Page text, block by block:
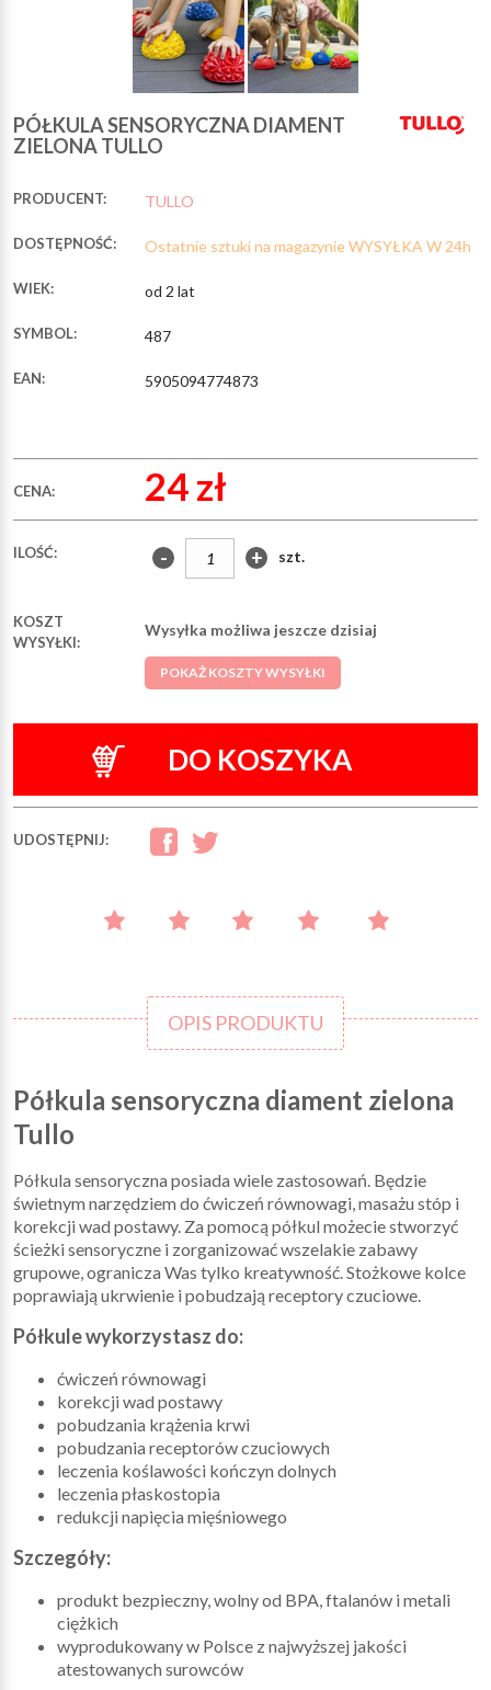
PÓŁKULA SENSORYCZNA DIAMENT
ZIELONA TULLO
PRODUCENT: TULLO
DOSTĘPNOŚĆ: Ostatnie sztuki na magazynie WYSYŁKA W 24h
WIEK: od 2 lat
SYMBOL: 487
EAN: 5905094774873
CENA: 24 zł
ILOŚĆ: - + szt.
KOSZT
WYSYŁKI:
Wysyłka możliwa jeszcze dzisiaj
POKAŻ KOSZTY WYSYŁKI
DO KOSZYKA
UDOSTĘPNIJ:
OPIS PRODUKTU
Półkula sensoryczna diament zielona
Tullo
Półkula sensoryczna posiada wiele zastosowań. Będzie
świetnym narzędziem do ćwiczeń równowagi, masażu stóp i
korekcji wad postawy. Za pomocą półkul możecie stworzyć
ścieżki sensoryczne i zorganizować wszelakie zabawy
grupowe, ogranicza Was tylko kreatywność. Stożkowe kolce
poprawiają ukrwienie i pobudzają receptory czuciowe.
Półkule wykorzystasz do:
ćwiczeń równowagi
korekcji wad postawy
pobudzania krążenia krwi
pobudzania receptorów czuciowych
leczenia koślawości kończyn dolnych
leczenia płaskostopia
redukcji napięcia mięśniowego
Szczegóły:
produkt bezpieczny, wolny od BPA, ftalanów i metali
ciężkich
wyprodukowany w Polsce z najwyższej jakości
atestowanych surowców